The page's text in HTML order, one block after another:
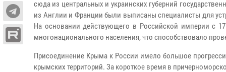
сюда из центральных и украинских губерний
из Англии и Франции были выписаны специалисты для
На основании действующего в Российской империи с
многонационального населения, что способствовало
Присоединение Крыма к России имело большое
крымских территорий. За короткое время в